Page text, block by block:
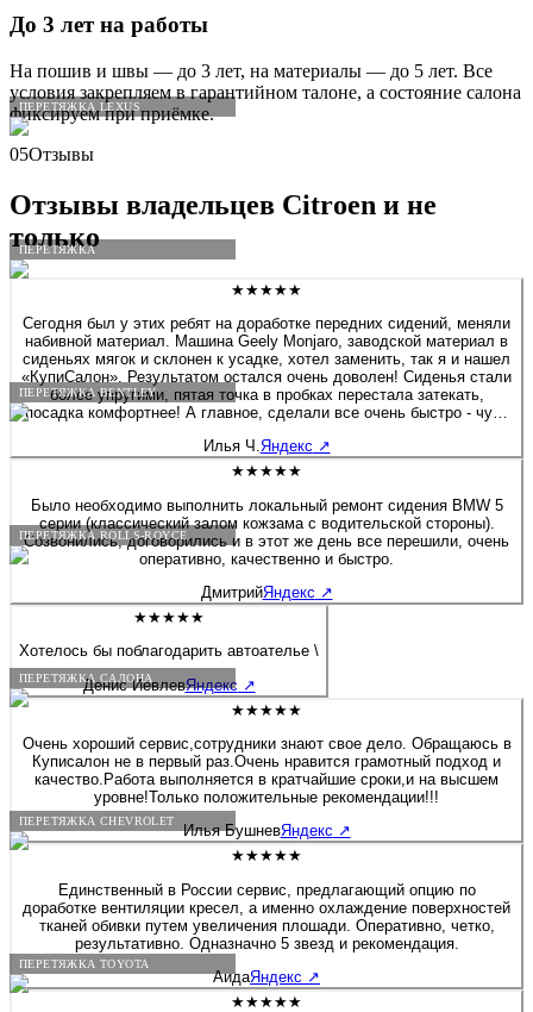
ПЕРЕТЯЖКА LEXUS
ПЕРЕТЯЖКА
ПЕРЕТЯЖКА BENTLEY
ПЕРЕТЯЖКА ROLLS-ROYCE
ПЕРЕТЯЖКА САЛОНА
ПЕРЕТЯЖКА CHEVROLET
ПЕРЕТЯЖКА TOYOTA
До 3 лет на работы
На пошив и швы — до 3 лет, на материалы — до 5 лет. Все
условия закрепляем в гарантийном талоне, а состояние салона
фиксируем при приёмке.
05Отзывы
Отзывы владельцев Citroen и не
только
★★★★★
Сегодня был у этих ребят на доработке передних сидений, меняли
набивной материал. Машина Geely Monjaro, заводской материал в
сиденьях мягок и склонен к усадке, хотел заменить, так я и нашел
«КупиСалон». Результатом остался очень доволен! Сиденья стали
более упругими, пятая точка в пробках перестала затекать,
посадка комфортнее! А главное, сделали все очень быстро - чуть
короткая экскурсия по производственным цехам. Действительно
люди «болеют» своим делом, а это редкость! Очень приятная
останавливаться на достигнутом, професстонального и
технологического роста! Молодцы! 👍
Илья Ч.Яндекс ↗
★★★★★
Было необходимо выполнить локальный ремонт сидения BMW 5
серии (классический залом кожзама с водительской стороны).
Созвонились, договорились и в этот же день все перешили, очень
оперативно, качественно и быстро.
ДмитрийЯндекс ↗
★★★★★
Хотелось бы поблагодарить автоателье \
Денис ИевлевЯндекс ↗
★★★★★
Очень хороший сервис,сотрудники знают свое дело. Обращаюсь в
Куписалон не в первый раз.Очень нравится грамотный подход и
качество.Работа выполняется в кратчайшие сроки,и на высшем
уровне!Только положительные рекомендации!!!
Илья БушневЯндекс ↗
★★★★★
Единственный в России сервис, предлагающий опцию по
доработке вентиляции кресел, а именно охлаждение поверхностей
тканей обивки путем увеличения плошади. Оперативно, четко,
результативно. Одназначно 5 звезд и рекомендация.
АидаЯндекс ↗
★★★★★